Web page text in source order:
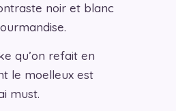
noir et blanc
qu’on refait en
le moelleux est
must.